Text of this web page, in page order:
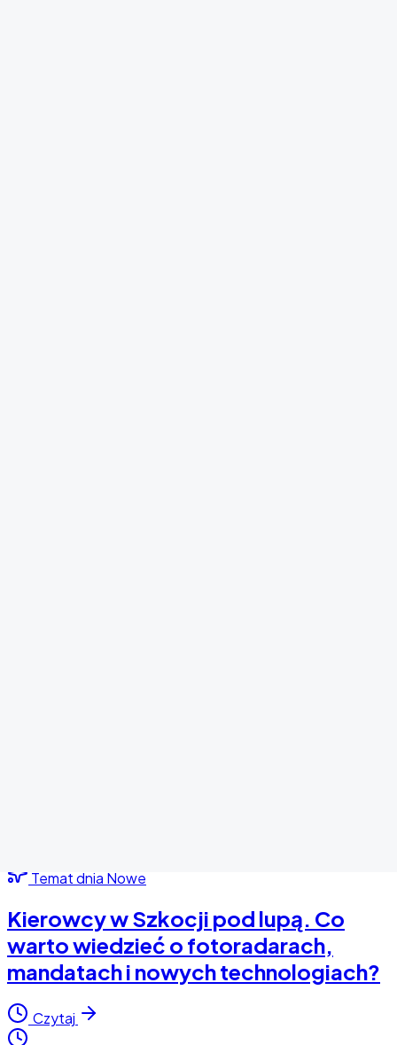
Temat dnia Nowe
Kierowcy w Szkocji pod lupą. Co
warto wiedzieć o fotoradarach,
mandatach i nowych technologiach?
Czytaj